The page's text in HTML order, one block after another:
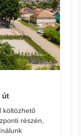
út
költözhető
részén,